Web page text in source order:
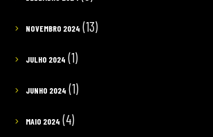
NOVEMBRO 2024 (13)
JULHO 2024 (1)
JUNHO 2024 (1)
MAIO 2024 (4)